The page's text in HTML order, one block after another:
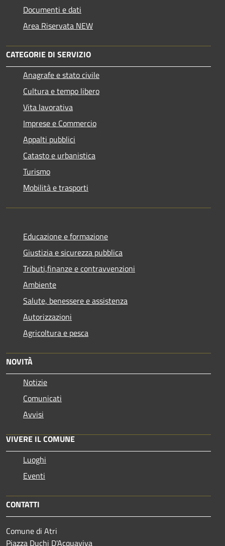
Documenti e dati
Area Riservata NEW
CATEGORIE DI SERVIZIO
Anagrafe e stato civile
Cultura e tempo libero
Vita lavorativa
Imprese e Commercio
Appalti pubblici
Catasto e urbanistica
Turismo
Mobilità e trasporti
Educazione e formazione
Giustizia e sicurezza pubblica
Tributi,finanze e contravvenzioni
Ambiente
Salute, benessere e assistenza
Autorizzazioni
Agricoltura e pesca
NOVITÀ
Notizie
Comunicati
Avvisi
VIVERE IL COMUNE
Luoghi
Eventi
CONTATTI
Comune di Atri
Piazza Duchi D'Acquaviva